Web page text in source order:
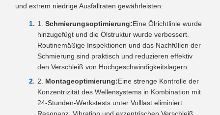
und extrem niedrige Ausfallraten gewährleisten:
Schmierungsoptimierung:Eine Ölrichtlinie wurde
hinzugefügt und die Ölstruktur wurde verbessert.
Routinemäßige Inspektionen und das Nachfüllen der
Schmierung sind praktisch und reduzieren effektiv
den Verschleiß von Hochgeschwindigkeitslagern.
Montageoptimierung:Eine strenge Kontrolle der
Konzentrizität des Wellensystems in Kombination mit
24-Stunden-Werkstests unter Volllast eliminiert